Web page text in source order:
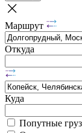
Маршрут
Откуда
Куда
Попутные